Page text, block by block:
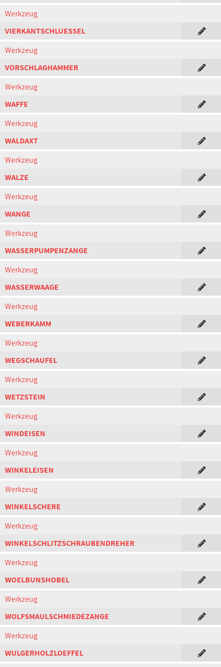
Werkzeug
VIERKANTSCHLUESSEL
Werkzeug
VORSCHLAGHAMMER
Werkzeug
WAFFE
Werkzeug
WALDAXT
Werkzeug
WALZE
Werkzeug
WANGE
Werkzeug
WASSERPUMPENZANGE
Werkzeug
WASSERWAAGE
Werkzeug
WEBERKAMM
Werkzeug
WEGSCHAUFEL
Werkzeug
WETZSTEIN
Werkzeug
WINDEISEN
Werkzeug
WINKELEISEN
Werkzeug
WINKELSCHERE
Werkzeug
WINKELSCHLITZSCHRAUBENDREHER
Werkzeug
WOELBUNSHOBEL
Werkzeug
WOLFSMAULSCHMIEDEZANGE
Werkzeug
WULGERHOLZLOEFFEL